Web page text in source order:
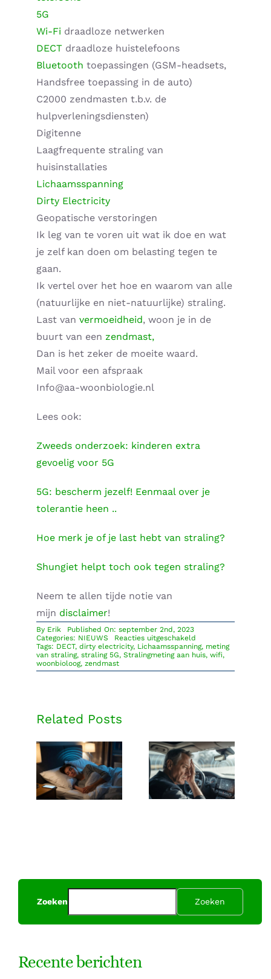
5G
Wi-Fi draadloze netwerken
DECT draadloze huistelefoons
Bluetooth toepassingen (GSM-headsets,
Handsfree toepassing in de auto)
C2000 zendmasten t.b.v. de
hulpverleningsdiensten)
Digitenne
Laagfrequente straling van
huisinstallaties
Lichaamsspanning
Dirty Electricity
Geopatische verstoringen
Ik leg van te voren uit wat ik doe en wat
je zelf kan doen om belasting tegen te
gaan.
Ik vertel over het hoe en waarom van alle
(natuurlijke en niet-natuurlijke) straling.
Last van vermoeidheid, woon je in de
buurt van een zendmast,
Dan is het zeker de moeite waard.
Mail voor een afspraak
Info@aa-woonbiologie.nl
Lees ook:
Zweeds onderzoek: kinderen extra
gevoelig voor 5G
5G: bescherm jezelf! Eenmaal over je
tolerantie heen ..
Hoe merk je of je last hebt van straling?
Shungiet helpt toch ook tegen straling?
Neem te allen tijde notie van
mijn disclaimer!
By Erik
Published On: september 2nd, 2023
Categories: NIEUWS Reacties uitgeschakeld
Stralingsmeting
aan
een
Tags: DECT, dirty electricity, Lichaamsspanning, meting
van straling, straling 5G, Stralingmeting aan huis, wifi,
woonbioloog, zendmast
Related Posts
Mobiele
straling kan
je slaap
Ziek en moe
in de auto
Zoeken Zoeken
Recente berichten